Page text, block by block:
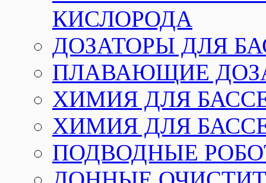
КИСЛОРОДА
ДОЗАТОРЫ ДЛЯ
ПЛАВАЮЩИЕ
ХИМИЯ ДЛЯ
ХИМИЯ ДЛЯ
ПОДВОДНЫЕ